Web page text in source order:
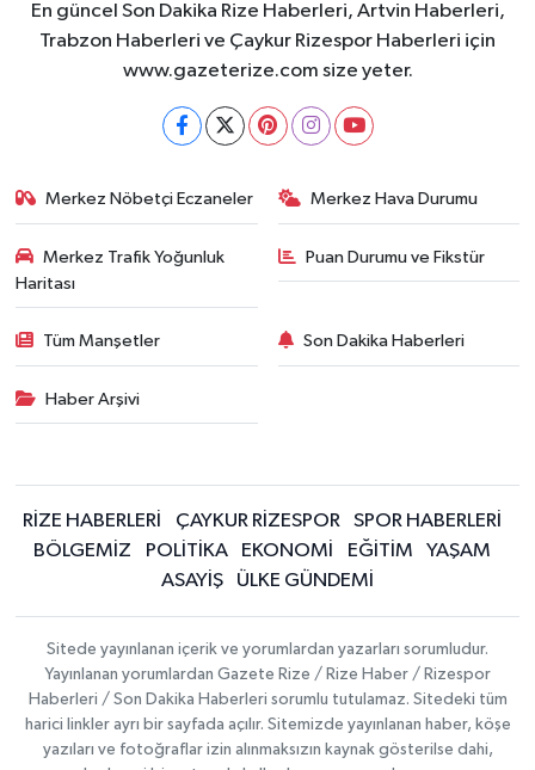
En güncel Son Dakika Rize Haberleri, Artvin Haberleri,
Trabzon Haberleri ve Çaykur Rizespor Haberleri için
www.gazeterize.com size yeter.
Merkez Nöbetçi Eczaneler Merkez Hava Durumu
Merkez Trafik Yoğunluk
Haritası
Puan Durumu ve Fikstür
Tüm Manşetler Son Dakika Haberleri
Haber Arşivi
RİZE HABERLERİ ÇAYKUR RİZESPOR
SPOR HABERLERİ
BÖLGEMİZ
POLİTİKA EKONOMİ EĞİTİM
YAŞAM
ASAYİŞ
ÜLKE GÜNDEMİ
Sitede yayınlanan içerik ve yorumlardan yazarları sorumludur.
Yayınlanan yorumlardan Gazete Rize / Rize Haber / Rizespor
Haberleri / Son Dakika Haberleri sorumlu tutulamaz. Sitedeki tüm
harici linkler ayrı bir sayfada açılır. Sitemizde yayınlanan haber, köşe
yazıları ve fotoğraflar izin alınmaksızın kaynak gösterilse dahi,